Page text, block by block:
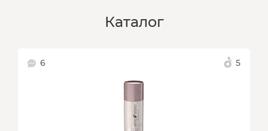
Каталог
6 5